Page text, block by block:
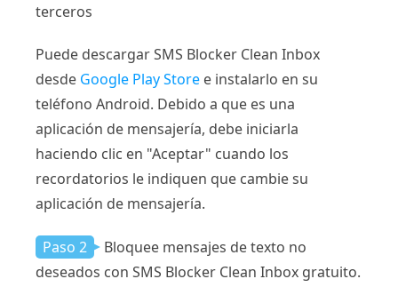
terceros
Puede descargar SMS Blocker Clean Inbox
desde Google Play Store e instalarlo en su
teléfono Android. Debido a que es una
aplicación de mensajería, debe iniciarla
haciendo clic en "Aceptar" cuando los
recordatorios le indiquen que cambie su
aplicación de mensajería.
Paso 2
Bloquee mensajes de texto no
deseados con SMS Blocker Clean Inbox gratuito.